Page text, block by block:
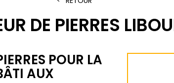
DE PIERRES
POUR LA
AUX